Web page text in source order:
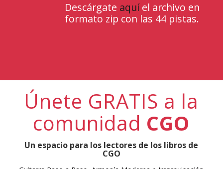
Descárgate aquíel archivo en
formato zip con las 44 pistas.
Únete GRATIS a la
comunidad CGO
Un espacio para los lectores de los libros de
CGO